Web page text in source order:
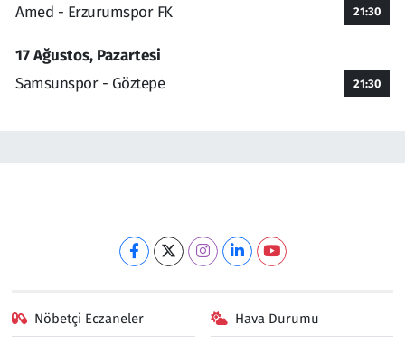
Amed - Erzurumspor FK 21:30
17 Ağustos, Pazartesi
Samsunspor - Göztepe
21:30
Nöbetçi Eczaneler Hava Durumu